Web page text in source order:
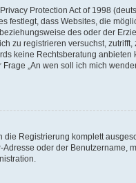
Protection Act of 1998
festlegt, dass Websites, die
des oder der
zu registrieren versuchst,
keine Rechtsberatung
„An wen soll ich mich
die Registrierung komplett
oder der Benutzername,